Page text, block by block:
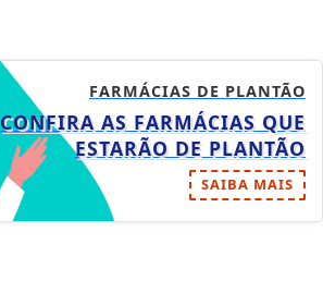
FARMÁCIAS DE PLANTÃO
CONFIRA AS FARMÁCIAS QUE
ESTARÃO DE PLANTÃO
SAIBA MAIS